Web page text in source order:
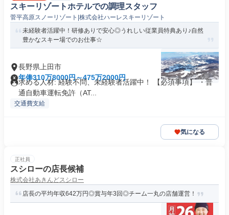
スキーリゾートホテルでの調理スタッフ
菅平高原スノーリゾート|株式会社ハーレスキーリゾート
未経験者活躍中！研修ありで安心◎うれしい従業員特典あり♪自然
豊かなスキー場でのお仕事☆
長野県上田市
年俸310万8000円～475万2000円
求める人材: 経験不問、未経験者活躍中！ 【必須事項】 ・普
通自動車運転免許（AT...
交通費支給
気になる
正社員
スシローの店長候補
株式会社あきんどスシロー
店長の平均年収642万円◎賞与年3回◎チーム一丸の店舗運営！